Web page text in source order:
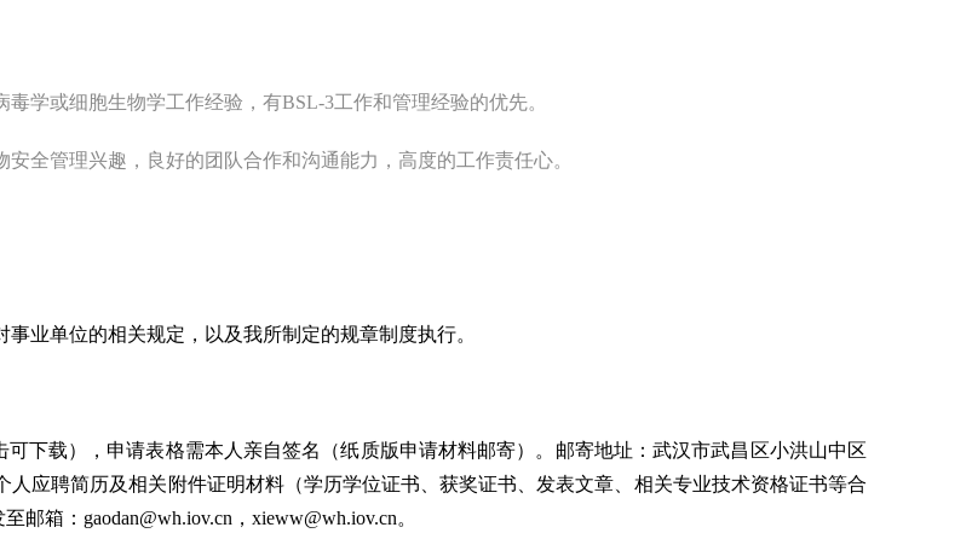
毒学或细胞生物学工作经验，有BSL-3工作和管理经验的优先。
全管理兴趣，良好的团队合作和沟通能力，高度的工作责任心。
业单位的相关规定，以及我所制定的规章制度执行。
下载）， 申请表格需本人亲自签名（纸质版申请材料邮寄）。邮寄地址：武汉市武昌区小洪山中区
应聘简历及相关附件证明材料（学历学位证书、获奖证书、发表文章、相关专业技术资格证书等合
邮箱： gaodan@wh.iov.cn ， xieww@wh.iov.cn。